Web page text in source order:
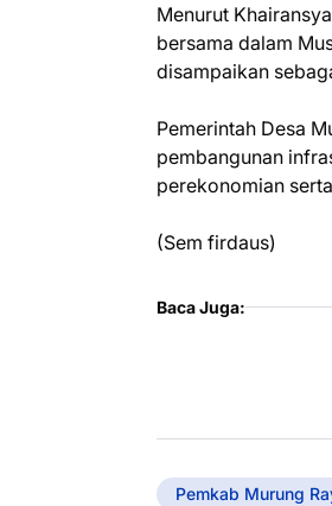
Menurut
bersama dalam
disampaikan
Pemerintah Desa
pembangunan
perekonomian
(Sem firdaus)
Baca Juga:
Pemkab Murung